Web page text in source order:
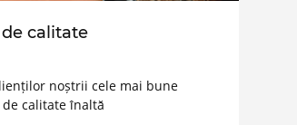
calitate
noștrii cele mai bune
calitate înaltă